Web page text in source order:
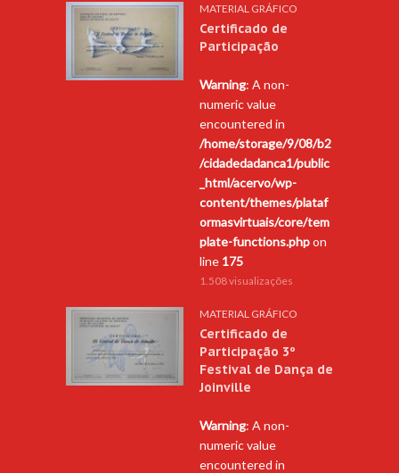
MATERIAL GRÁFICO
Certificado de
Participação
Warning: A non-
numeric value
encountered in
/home/storage/9/08/b2
/cidadedadanca1/public
_html/acervo/wp-
content/themes/plataf
ormasvirtuais/core/tem
plate-functions.phpon
line 175
1.508 visualizações
MATERIAL GRÁFICO
Certificado de
Participação 3º
Festival de Dança de
Joinville
Warning: A non-
numeric value
encountered in